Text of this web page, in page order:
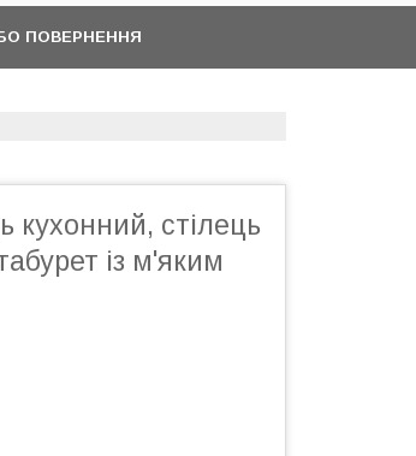
ПОВЕРНЕННЯ
кухонний, стілець
із м'яким